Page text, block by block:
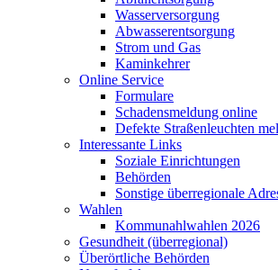
Wasserversorgung
Abwasserentsorgung
Strom und Gas
Kaminkehrer
Online Service
Formulare
Schadensmeldung online
Defekte Straßenleuchten
Interessante Links
Soziale Einrichtungen
Behörden
Sonstige überregionale
Wahlen
Kommunahlwahlen 2026
Gesundheit (überregional)
Überörtliche Behörden